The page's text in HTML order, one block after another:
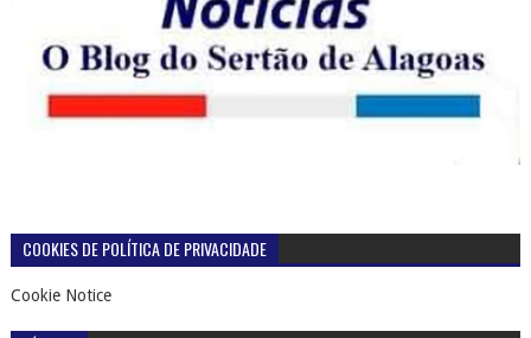
COOKIES DE POLÍTICA DE PRIVACIDADE
Cookie Notice